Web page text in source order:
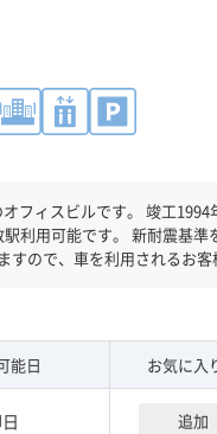
年、ＪＲ中央線八王子駅徒歩7
利用可能です。 新耐震基
すので、車を利用されるお
能日 お気に入
追加